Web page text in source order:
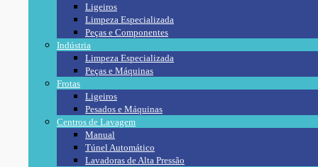
Ligeiros
Limpeza Especializada
Peças e Componentes
Indústria
Limpeza Especializada
Peças e Máquinas
Frotas
Ligeiros
Pesados e Máquinas
Centros de Lavagem
Manual
Túnel Automático
Lavadoras de Alta Pressão